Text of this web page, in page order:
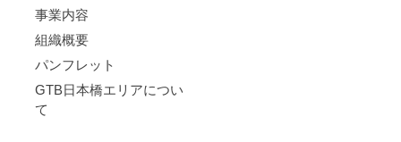
事業内容
組織概要
パンフレット
GTB日本橋エリアについ
て